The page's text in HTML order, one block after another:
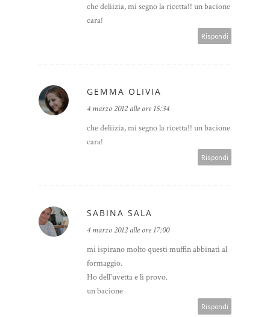
che deliizia, mi segno la ricetta!! un bacione
cara!
Rispondi
GEMMA OLIVIA
4 marzo 2012 alle ore 15:34
che deliizia, mi segno la ricetta!! un bacione
cara!
Rispondi
SABINA SALA
4 marzo 2012 alle ore 17:00
mi ispirano molto questi muffin abbinati al
formaggio.
Ho dell'uvetta e li provo.
un bacione
Rispondi